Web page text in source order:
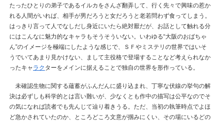
たったひとりの弟子であるイルカをさんざ翻弄して、行く先々で興味の惹か
れる人間がいれば、相手が男だろうと女だろうと老若問わず食ってしまう。
はっきり言って人でなしだし身近にいたら絶対厭だが、お話として触れる分
にはこんなに魅力的なキャラもそうそういない。いわゆる“大阪のおばちゃ
ん”のイメージを極端にしたような感じで、ＳＦやミステリの世界ではいそ
うでいてあまり見かけない、まして主役格で登場することなど考えられなか
ったキャ ラク ターをメインに据えることで独自の世界を形作っている。
未確認生物に関する蘊蓄がふんだんに盛り込まれ、丁寧な伏線の挙句の解
決は必ずしも科学的とは言い難いが、少なくとも作中の描写は公平なのでそ
の気になれば読者でも先んじて辿り着きうる。ただ、当初の執筆時点でよほ
ど急かされていたのか、ところどころ文意が掴みにくい、その場にいるどの